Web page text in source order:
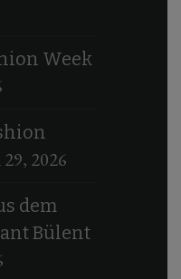
Week
29, 2026
dem
Bülent